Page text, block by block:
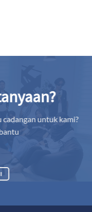
untuk kami?